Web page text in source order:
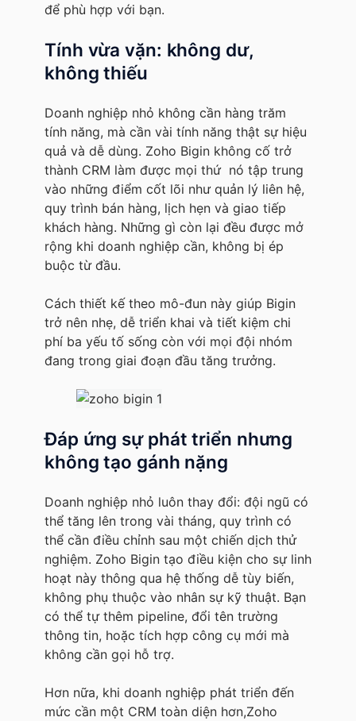
để phù hợp với bạn.
Tính vừa vặn: không dư,
không thiếu
Doanh nghiệp nhỏ không cần hàng trăm
tính năng, mà cần vài tính năng thật sự hiệu
quả và dễ dùng. Zoho Bigin không cố trở
thành CRM làm được mọi thứ nó tập trung
vào những điểm cốt lõi như quản lý liên hệ,
quy trình bán hàng, lịch hẹn và giao tiếp
khách hàng. Những gì còn lại đều được mở
rộng khi doanh nghiệp cần, không bị ép
buộc từ đầu.
Cách thiết kế theo mô-đun này giúp Bigin
trở nên nhẹ, dễ triển khai và tiết kiệm chi
phí ba yếu tố sống còn với mọi đội nhóm
đang trong giai đoạn đầu tăng trưởng.
Đáp ứng sự phát triển nhưng
không tạo gánh nặng
Doanh nghiệp nhỏ luôn thay đổi: đội ngũ có
thể tăng lên trong vài tháng, quy trình có
thể cần điều chỉnh sau một chiến dịch thử
nghiệm. Zoho Bigin tạo điều kiện cho sự linh
hoạt này thông qua hệ thống dễ tùy biến,
không phụ thuộc vào nhân sự kỹ thuật. Bạn
có thể tự thêm pipeline, đổi tên trường
thông tin, hoặc tích hợp công cụ mới mà
không cần gọi hỗ trợ.
Hơn nữa, khi doanh nghiệp phát triển đến
mức cần một CRM toàn diện hơn,Zoho